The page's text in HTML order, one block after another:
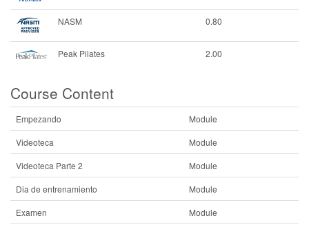
NASM 0.80
Peak Pilates 2.00
Course Content
Empezando
Module
Videoteca
Module
Videoteca Parte 2
Module
Dia de entrenamiento
Module
Examen
Module